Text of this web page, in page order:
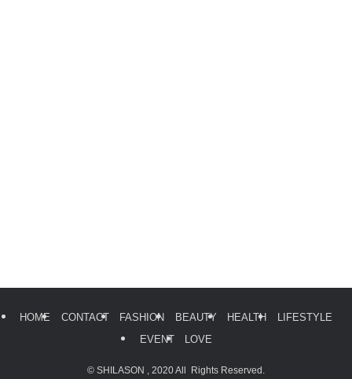
HOME CONTACT FASHION BEAUTY HEALTH
LIFESTYLE
EVENT
LOVE
© SHILASON , 2020 All Rights Reserved.